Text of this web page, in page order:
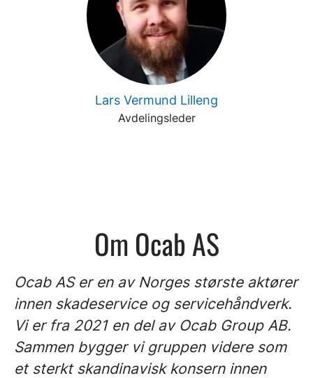
Lars Vermund Lilleng
Avdelingsleder
Om Ocab AS
Ocab AS er en av Norges største aktører
innen skadeservice og servicehåndverk.
Vi er fra 2021 en del av Ocab Group AB.
Sammen bygger vi gruppen videre som
et sterkt skandinavisk konsern innen